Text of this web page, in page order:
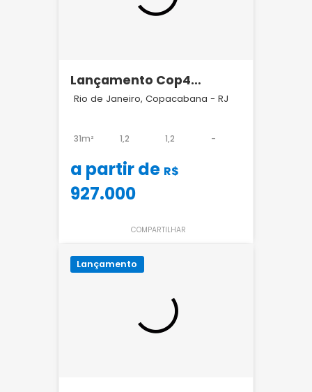
Lançamento Cop4
Copacabana
Rio de Janeiro, Copacabana - RJ
31m² 1,2 1,2 -
a partir de R$
927.000
COMPARTILHAR
Lançamento